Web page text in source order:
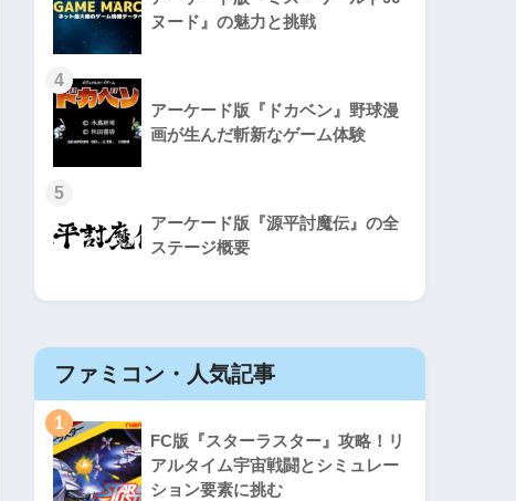
ヌード』の魅力と挑戦
4
アーケード版『ドカベン』野球漫
画が生んだ斬新なゲーム体験
5
アーケード版『源平討魔伝』の全
ステージ概要
ファミコン・人気記事
1
FC版『スターラスター』攻略！リ
アルタイム宇宙戦闘とシミュレー
ション要素に挑む